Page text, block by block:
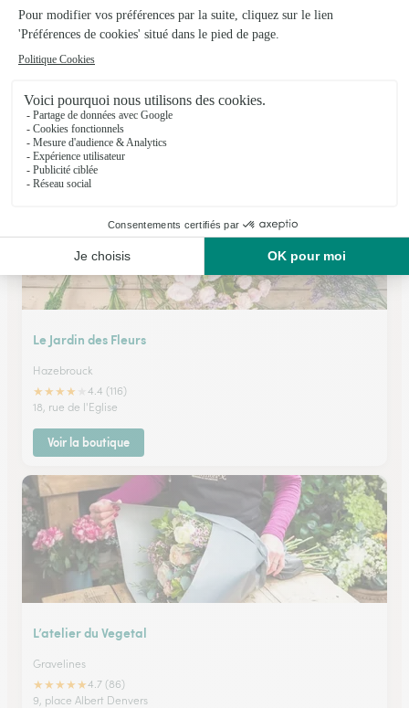
★★ ★★★4.8 (66)
33, Grand Place
Voir la boutique
Le Jardin des Fleurs
Hazebrouck
★★★★
4.4 (116)
18, rue de l'Eglise
Voir la boutique
L’atelier du Vegetal
Gravelines
★★★★★4.7 (86)
9, place Albert Denvers